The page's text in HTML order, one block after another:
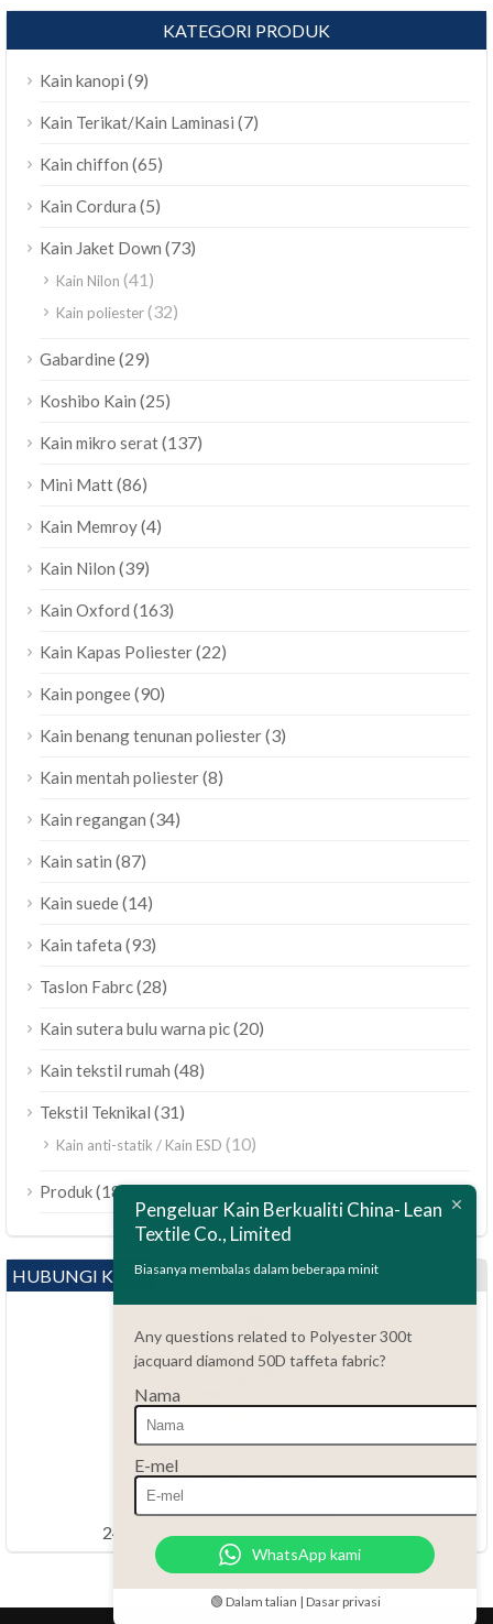
KATEGORI PRODUK
Kain kanopi (9)
Kain Terikat/Kain Laminasi (7)
Kain chiffon (65)
Kain Cordura (5)
Kain Jaket Down (73)
Kain Nilon (41)
Kain poliester(32)
Gabardine(29)
Koshibo Kain (25)
Kain mikro serat(137)
Mini Matt(86)
Kain Memroy(4)
Kain Nilon (39)
Kain Oxford (163)
Kain Kapas Poliester(22)
Kain pongee(90)
Kain benang tenunan poliester(3)
Kain mentah poliester(8)
Kain regangan (34)
Kain satin (87)
Kain suede(14)
Kain tafeta (93)
Taslon Fabrc(28)
Kain sutera bulu warna pic(20)
Kain tekstil rumah (48)
Tekstil Teknikal (31)
Kain anti-statik / Kain ESD (10)
Produk(189)
HUBUNGI KAMI
Soalan?
86.15051486055
haiming@leantex.com
24 jam setiap hari, 7 hari setiap minggu
Pengeluar Kain Berkualiti China- Lean
Textile Co., Limited
Biasanya membalas dalam beberapa minit
Any questions related to Polyester 300t
jacquard diamond 50D taffeta fabric?
Nama
E-mel
WhatsApp kami
🟢 Dalam talian | Dasar privasi
Français
Español
Português do Brasil
Türkçe
Tiếng Việt
العربية
Bahasa Indonesia
Polski